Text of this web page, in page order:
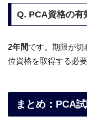
Q. PCA資格の有
2年間です。期限が切
位資格を取得する必
まとめ：PCA